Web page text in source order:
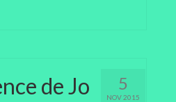
5
NOV 2015
de Jo